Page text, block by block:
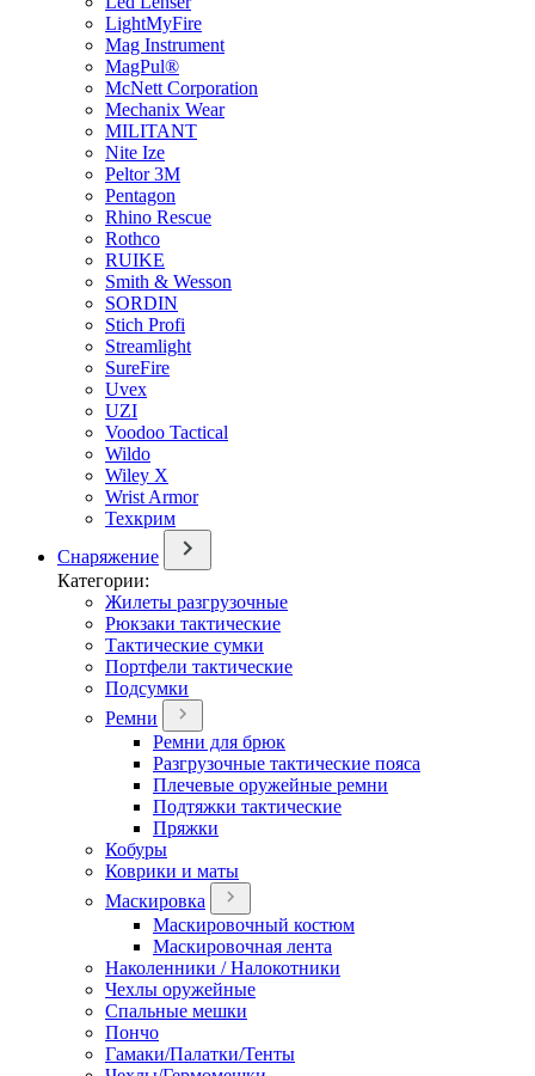
LightMyFire
Mag Instrument
MagPul®
McNett Corporation
Mechanix Wear
MILITANT
Nite Ize
Peltor 3M
Pentagon
Rhino Rescue
Rothco
RUIKE
Smith & Wesson
SORDIN
Stich Profi
Streamlight
SureFire
Uvex
UZI
Voodoo Tactical
Wildo
Wiley X
Wrist Armor
Техкрим
Снаряжение
Категории:
Жилеты разгрузочные
Рюкзаки тактические
Тактические сумки
Портфели тактические
Подсумки
Ремни
Ремни для брюк
Разгрузочные тактические пояса
Плечевые оружейные ремни
Подтяжки тактические
Пряжки
Кобуры
Коврики и маты
Маскировка
Маскировочный костюм
Маскировочная лента
Наколенники / Налокотники
Чехлы оружейные
Спальные мешки
Пончо
Гамаки/Палатки/Тенты